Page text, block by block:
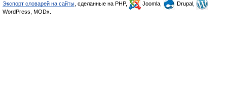
Экспорт словарей на сайты , сделанные на PHP, Joomla,
Drupal,
WordPress, MODx.